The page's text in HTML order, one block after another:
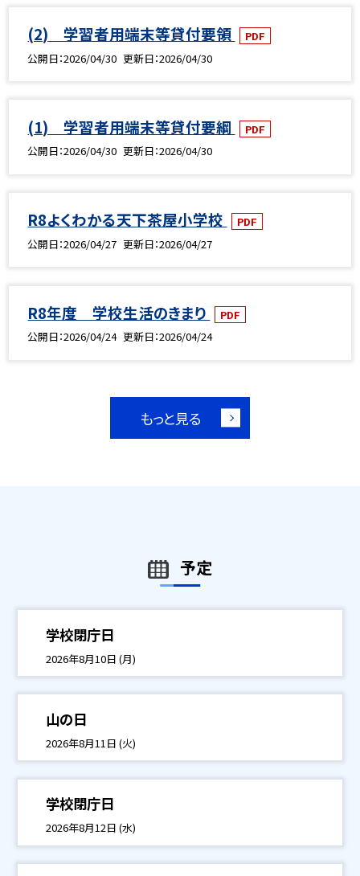
(2) 学習者用端末等貸付要領
PDF
公開日 2026/04/30 更新日 2026/04/30
(1) 学習者用端末等貸付要綱
PDF
公開日 2026/04/30 更新日 2026/04/30
R8よくわかる天下茶屋小学校
PDF
公開日 2026/04/27 更新日 2026/04/27
R8年度 学校生活のきまり
PDF
公開日 2026/04/24 更新日 2026/04/24
もっと見る
予定
学校閉庁日
2026年8月10日 (月)
山の日
2026年8月11日 (火)
学校閉庁日
2026年8月12日 (水)